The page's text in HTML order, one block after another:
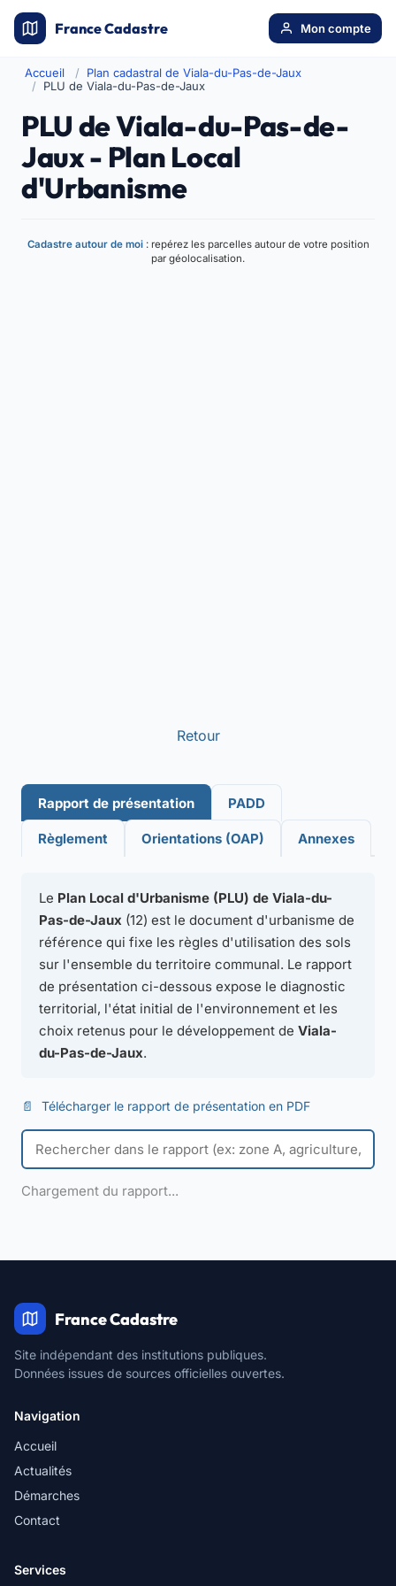
France Cadastre Mon compte
Accueil
Plan cadastral de Viala-du-Pas-de-Jaux
PLU de Viala-du-Pas-de-Jaux
PLU de Viala-du-Pas-de-
Jaux - Plan Local
d'Urbanisme
Cadastre autour de moi: repérez les parcelles autour de votre position
par géolocalisation.
Retour
Rapport de présentation PADD
Règlement Orientations (OAP) Annexes
Le Plan Local d'Urbanisme (PLU) de Viala-du-
Pas-de-Jaux (12) est le document d'urbanisme de
référence qui fixe les règles d'utilisation des sols
sur l'ensemble du territoire communal. Le rapport
de présentation ci-dessous expose le diagnostic
territorial, l'état initial de l'environnement et les
choix retenus pour le développement de Viala-
du-Pas-de-Jaux.
📄 Télécharger le rapport de présentation en PDF
Chargement du rapport...
France Cadastre
Site indépendant des institutions publiques.
Données issues de sources officielles ouvertes.
Navigation
Accueil
Actualités
Démarches
Contact
Services